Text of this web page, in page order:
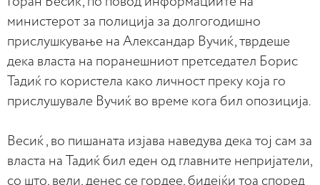
министерот за полиција за долгогодишно
прислушкување на Александар Вучиќ, тврдеше
дека власта на поранешниот претседател Борис
Тадиќ го користела како личност преку која го
прислушувале Вучиќ во време кога бил опозиција.
Весиќ , во пишаната изјава наведува дека тој сам за
власта на Тадиќ бил еден од главните непријатели,
со што, вели, денес се гордее, бидејќи тоа според